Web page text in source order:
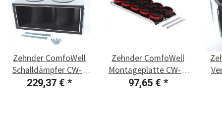
Zehnder ComfoWell
Schalldämpfer CW-S
520
229,37 € *
Zehnder ComfoWell
Montageplatte CW-M
520-10 x 75/P
97,65 € *